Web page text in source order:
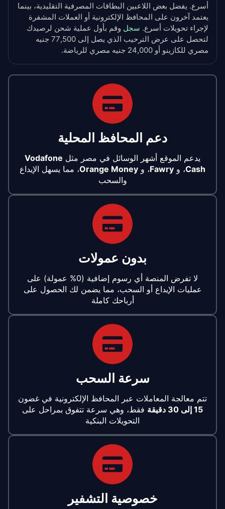
أسرع. يفضل بعض اللاعبين البطاقات المصرفية التقليدية، بينما
يعتمد آخرون على المحافظ الإلكترونية أو العملات المشفرة
لإجراء تحويلات أسرع. سجل وقم بأول عملية شحن لرصيدك
لتحصل على عرض الترحيب الذي يصل إلى 77,500 جنيه
مصري للكازينو أو 24,000 جنيه مصري للرياضة.
دعم المحافظ المحلية
يدعم الموقع أشهر الوسائل في مصر مثل Vodafone
Cash، و Fawry، و Orange Money، مما يسهل الإيداع
والسحب
بدون عمولات
لا تفرض المنصة أي رسوم إضافية (0% عمولة) على
عمليات الإيداع أو السحب، مما يضمن لك الحصول على
أرباحك كاملة
سرعة السحب
تتم معالجة المعاملات عبر المحافظ الإلكترونية في غضون
15 إلى 30 دقيقة
فقط، وهي سرعة تتفوق بمراحل على
التحويلات البنكية
خصوصية التشفير